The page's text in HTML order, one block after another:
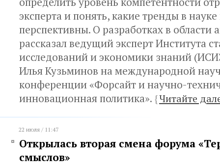
эксперта и понять, какие тренды в
перспективны. О разработках в области
рассказал ведущий эксперт Института
исследований и экономики знаний
Илья Кузьминов на международной
конференции «Форсайт и научно-
инновационная политика». {Читайте
22 июля / 11:47
Открылась вторая смена форума
смыслов»